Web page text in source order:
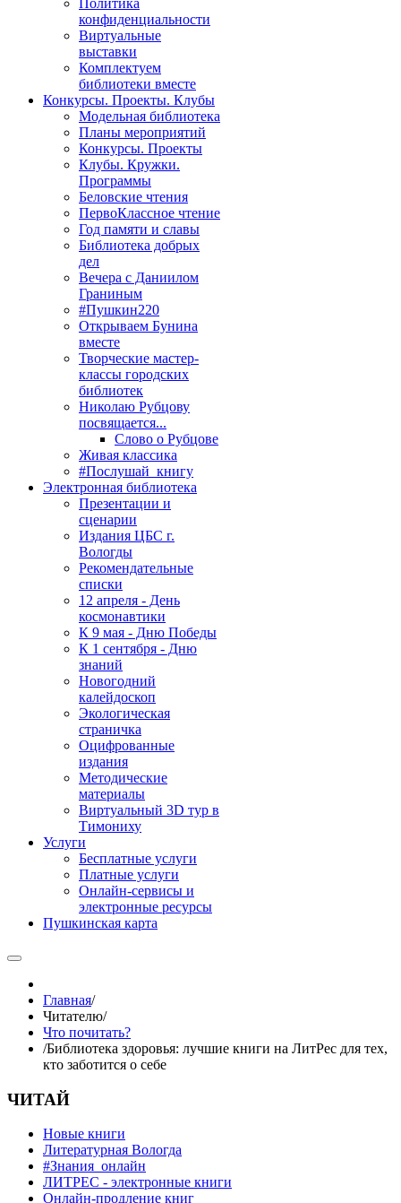
Политика
конфиденциальности
Виртуальные
выставки
Комплектуем
библиотеки вместе
Конкурсы. Проекты. Клубы
Модельная библиотека
Планы мероприятий
Конкурсы. Проекты
Клубы. Кружки.
Программы
Беловские чтения
ПервоКлассное чтение
Год памяти и славы
Библиотека добрых
дел
Вечера с Даниилом
Граниным
#Пушкин220
Открываем Бунина
вместе
Творческие мастер-
классы городских
библиотек
Николаю Рубцову
посвящается...
Слово о Рубцове
Живая классика
#Послушай_книгу
Электронная библиотека
Презентации и
сценарии
Издания ЦБС г.
Вологды
Рекомендательные
списки
12 апреля - День
космонавтики
К 9 мая - Дню Победы
К 1 сентября - Дню
знаний
Новогодний
калейдоскоп
Экологическая
страничка
Оцифрованные
издания
Методические
материалы
Виртуальный 3D тур в
Тимониху
Услуги
Бесплатные услуги
Платные услуги
Онлайн-сервисы и
электронные ресурсы
Пушкинская карта
Главная/
Читателю/
Что почитать?
/Библиотека здоровья: лучшие книги на ЛитРес для тех,
кто заботится о себе
ЧИТАЙ
Новые книги
Литературная Вологда
#Знания_онлайн
ЛИТРЕС - электронные книги
Онлайн-продление книг